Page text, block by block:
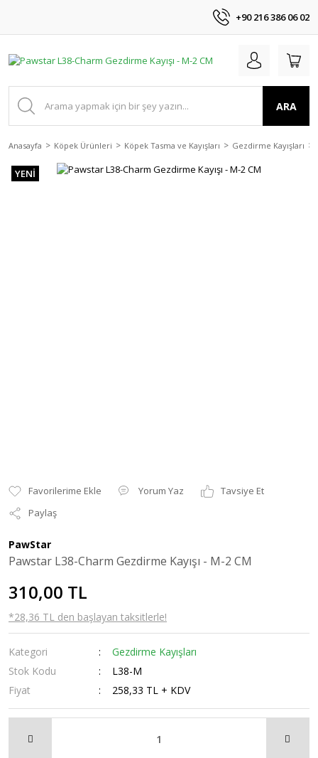
+90 216 386 06 02
ARA
Anasayfa Köpek Ürünleri Köpek Tasma ve Kayışları Gezdirme Kayışları
YENİ
Yorum Yaz
Tavsiye Et
Paylaş
PawStar
Pawstar L38-Charm Gezdirme Kayışı - M-2 CM
310,00 TL
*28,36 TL den başlayan taksitlerle!
Kategori
Gezdirme Kayışları
Stok Kodu
L38-M
Fiyat
258,33 TL + KDV